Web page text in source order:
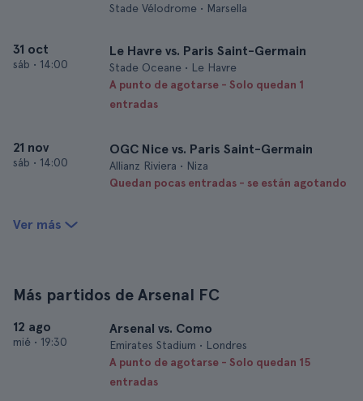
Stade Vélodrome • Marsella
31 oct
sáb • 14:00
Le Havre vs. Paris Saint-Germain
Stade Oceane • Le Havre
A punto de agotarse - Solo quedan 1
entradas
21 nov
sáb • 14:00
OGC Nice vs. Paris Saint-Germain
Allianz Riviera • Niza
Quedan pocas entradas - se están agotando
Ver más
Más partidos de Arsenal FC
12 ago
mié • 19:30
Arsenal vs. Como
Emirates Stadium • Londres
A punto de agotarse - Solo quedan 15
entradas